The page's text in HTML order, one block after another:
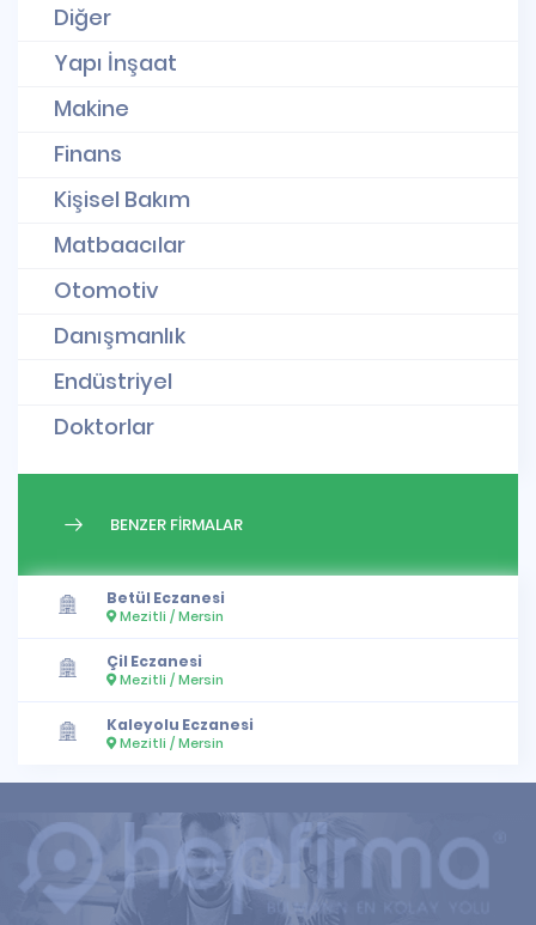
Diğer
Yapı İnşaat
Makine
Finans
Kişisel Bakım
Matbaacılar
Otomotiv
Danışmanlık
Endüstriyel
Doktorlar
BENZER FİRMALAR
Betül Eczanesi
Mezitli / Mersin
Çil Eczanesi
Mezitli / Mersin
Kaleyolu Eczanesi
Mezitli / Mersin